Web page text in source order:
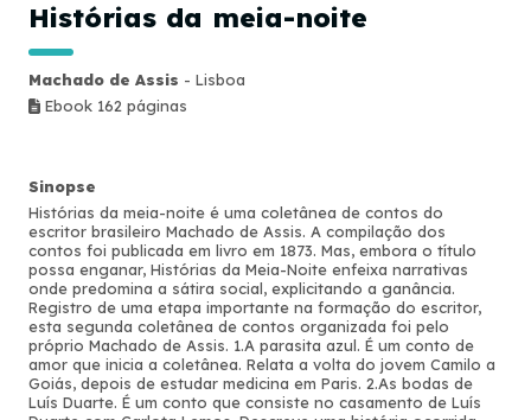
Histórias da meia-noite
Machado de Assis - Lisboa
Ebook 162 páginas
Sinopse
Histórias da meia-noite é uma coletânea de contos do
escritor brasileiro Machado de Assis. A compilação dos
contos foi publicada em livro em 1873. Mas, embora o título
possa enganar, Histórias da Meia-Noite enfeixa narrativas
onde predomina a sátira social, explicitando a ganância.
Registro de uma etapa importante na formação do escritor,
esta segunda coletânea de contos organizada foi pelo
próprio Machado de Assis. 1.A parasita azul. É um conto de
amor que inicia a coletânea. Relata a volta do jovem Camilo a
Goiás, depois de estudar medicina em Paris. 2.As bodas de
Luís Duarte. É um conto que consiste no casamento de Luís